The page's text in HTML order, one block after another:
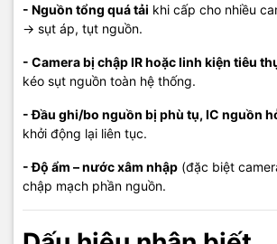
- Nguồn tổng quá tải khi cấp cho nhiều
→ sụt áp, tụt nguồn.
- Camera bị chập IR hoặc linh kiện tiêu
kéo sụt nguồn toàn hệ thống.
- Đầu ghi/bo nguồn bị phù tụ, IC nguồn
khởi động lại liên tục.
- Độ ẩm – nước xâm nhập (đặc biệt
chập mạch phần nguồn.
(Giá tùy model và mức độ hư hỏng.)
Thông tin liên hệ
📍 Cơ sở 1: 121 Nguyễn Trung Trực, Khu phố
TP. Phú Quốc, Kiên Giang
Phú Quốc, Kiên Giang
💬 Báo giá linh kiện & thiết bị: 0939 676 502